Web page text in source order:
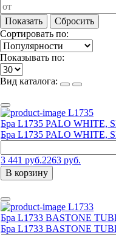
Показать
Сбросить
Сортировать по:
Показывать по:
Вид каталога:
L1735
Бра L1735 PALO WHITE,
Бра L1735 PALO WHITE,
3 441 руб.2263 руб.
В корзину
L1733
Бра L1733 BASTONE
Бра L1733 BASTONE